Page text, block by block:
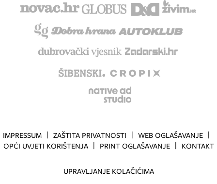
IMPRESSUM ZAŠTITA PRIVATNOSTI
WEB OGLAŠAVANJE
OPĆI UVJETI KORIŠTENJA
PRINT OGLAŠAVANJE KONTAKT
UPRAVLJANJE KOLAČIĆIMA